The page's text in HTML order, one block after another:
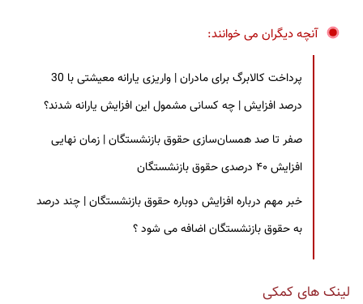
آنچه دیگران می خوانند:
پرداخت کالابرگ برای مادران | واریزی یارانه معیشتی با 30
درصد افزایش | چه کسانی مشمول این افزایش یارانه شدند؟
صفر تا صد همسان‌سازی حقوق بازنشستگان | زمان نهایی
افزایش ۴۰ درصدی حقوق بازنشستگان
خبر مهم درباره افزایش دوباره حقوق بازنشستگان | چند درصد
به حقوق بازنشستگان اضافه می شود ؟
لینک های کمکی